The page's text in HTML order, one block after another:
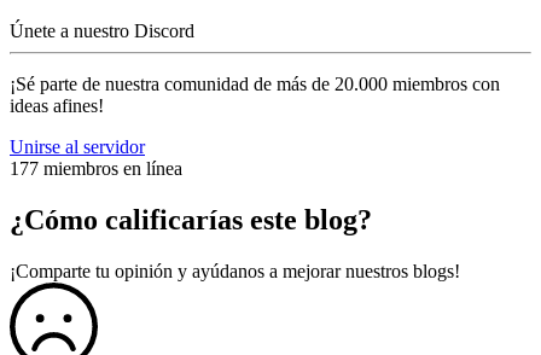
Únete a nuestro Discord
¡Sé parte de nuestra comunidad de más de 20.000 miembros con
ideas afines!
Unirse al servidor
177 miembros en línea
¿Cómo calificarías este blog?
¡Comparte tu opinión y ayúdanos a mejorar nuestros blogs!